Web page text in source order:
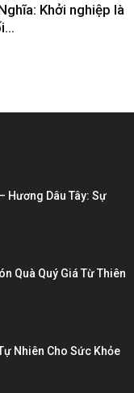
Khởi nghiệp là
Hương Dâu Tây: Sự
Quà Quý Giá Từ Thiên
Nhiên Cho Sức Khỏe